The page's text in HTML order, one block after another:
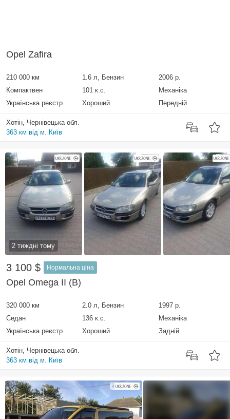
Opel Zafira
210 000 км 1.6 л, Бензин
2006 р.
Компактвен
101 к.с.
Механіка
Українська реєстрація
Хороший Передній
Хотін, Чернівецька обл.
363 км від м. Київ
2 тиждні тому
3 100 $ Нормальна ціна
Opel Omega II (B)
320 000 км 2.0 л, Бензин
1997 р.
Седан
136 к.с.
Механіка
Українська реєстрація
Хороший Задній
Хотін, Чернівецька обл.
363 км від м. Київ